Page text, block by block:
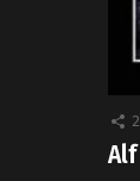
2
Alf